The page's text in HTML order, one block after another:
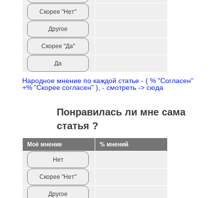
Скорее "Нет"
Другое
Скорее "Да"
Да
Народное мнение по каждой статье - ( % "Согласен"
+% "Скорее согласен" ), - смотреть -> сюда
Понравилась ли мне сама
статья ?
Моё мнение % мнений
Нет
Скорее "Нет"
Другое